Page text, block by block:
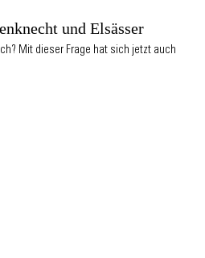
und Elsässer
Mit dieser Frage hat sich jetzt auch